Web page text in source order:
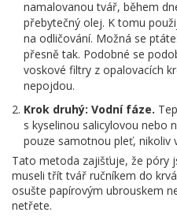
namalovanou tvář, během
přebytečný olej. K tomu
na odličování. Možná se
přesně tak. Podobné se
voskové filtry z opalovacích
nepojdou.
Krok druhý: Vodní fáze.
s kyselinou salicylovou nebo
pouze samotnou pleť, nikoliv
Tato metoda zajišťuje, že póry
museli třít tvář ručníkem do
osušte papírovým ubrouskem
netřete.